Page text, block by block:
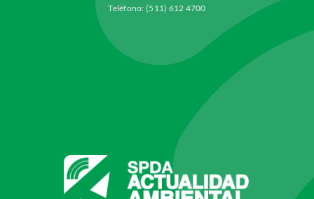
Teléfono: (511) 612 4700